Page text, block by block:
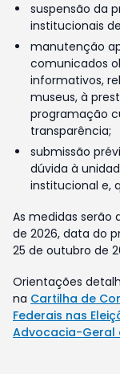
suspensão da
institucionais
manutenção
comunicados
informativos,
museus, à
programação
transparência;
submissão
dúvida à
institucional e,
As medidas serão
de 2026, data do
25 de outubro de
Orientações
na Cartilha de
Federais nas
Advocacia-Geral